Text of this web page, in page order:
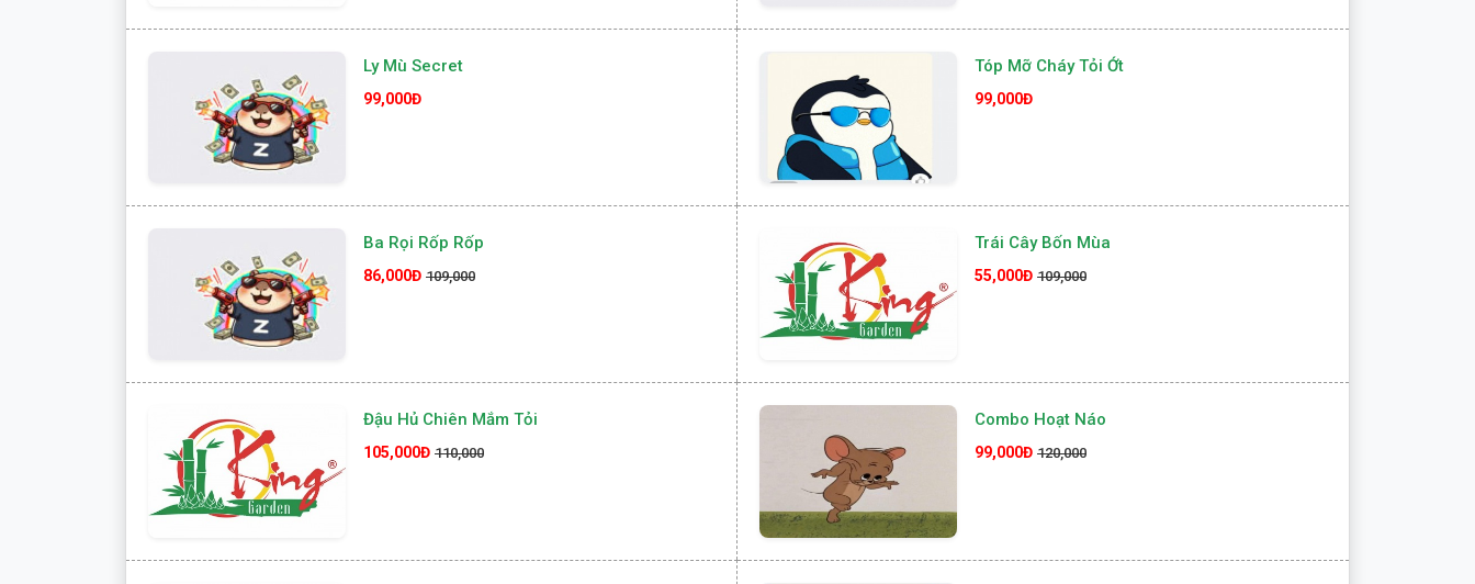
Ly Mù Secret
99,000Đ
Tóp Mỡ Cháy Tỏi Ớt
99,000Đ
Ba Rọi Rốp Rốp
86,000Đ 109,000
Trái Cây Bốn Mùa
55,000Đ 109,000
Đậu Hủ Chiên Mắm Tỏi
105,000Đ 110,000
Combo Hoạt Náo
99,000Đ 120,000